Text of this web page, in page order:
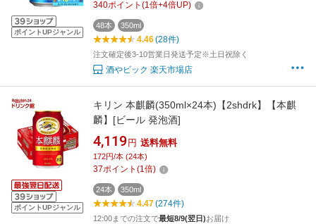
ポイントUPジャンル
340ポイント (1倍+4倍UP)
48本 350ml
4.46(28件)
注文確定後3-10営業日発送予定※土日祝除く
酒やビック 楽天市場店
ポイントUPジャンル
キリン 本麒麟(350ml×24本)【2shdrk】【本麒
麟】[ビール 発泡酒]
4,119 円 送料無料
172円/本 (24本)
37ポイント (1倍)
24本 350ml
4.47(274件)
12:00までの注文で最短8/9(翌日)お届け